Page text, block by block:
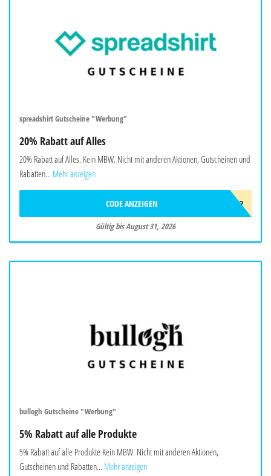
spreadshirt Gutscheine "Werbung"
20% Rabatt auf Alles
20% Rabatt auf Alles. Kein MBW. Nicht mit anderen Aktionen, Gutscheinen und
Rabatten... Mehr anzeigen
SPRDVF2
CODE ANZEIGEN
Gültig bis August 31, 2026
bullogh Gutscheine "Werbung"
5% Rabatt auf alle Produkte
5% Rabatt auf alle Produkte Kein MBW. Nicht mit anderen Aktionen,
Gutscheinen und Rabatten... Mehr anzeigen